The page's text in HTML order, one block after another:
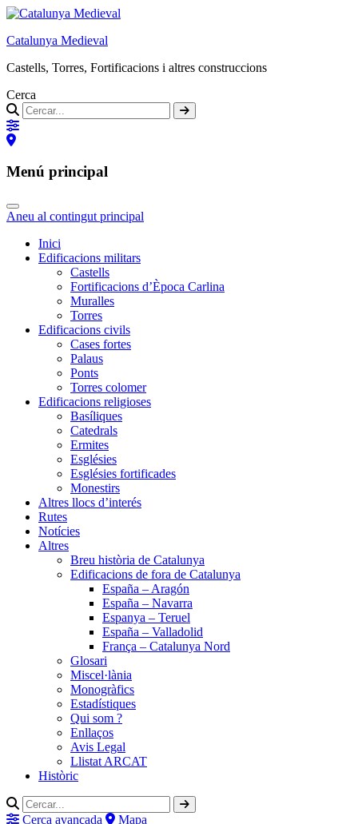
Catalunya Medieval
Castells, Torres, Fortificacions i altres construccions
Cerca
Menú principal
Aneu al contingut principal
Inici
Edificacions militars
Castells
Fortificacions d’Època Carlina
Muralles
Torres
Edificacions civils
Cases fortes
Palaus
Ponts
Torres colomer
Edificacions religioses
Basíliques
Catedrals
Ermites
Esglésies
Esglésies fortificades
Monestirs
Altres llocs d’interés
Rutes
Notícies
Altres
Breu història de Catalunya
Edificacions de fora de Catalunya
España – Aragón
España – Navarra
Espanya – Teruel
España – Valladolid
França – Catalunya Nord
Glosari
Miscel·lània
Monogràfics
Estadístiques
Qui som ?
Enllaços
Avis Legal
Llistat ARCAT
Històric
Cerca avançada Mapa